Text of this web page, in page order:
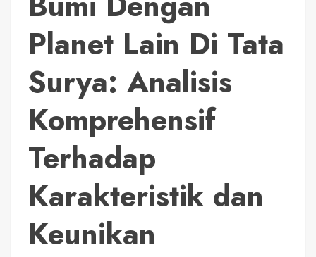
Planet Lain Di Tata
Surya: Analisis
Komprehensif
Terhadap
Karakteristik dan
Keunikan